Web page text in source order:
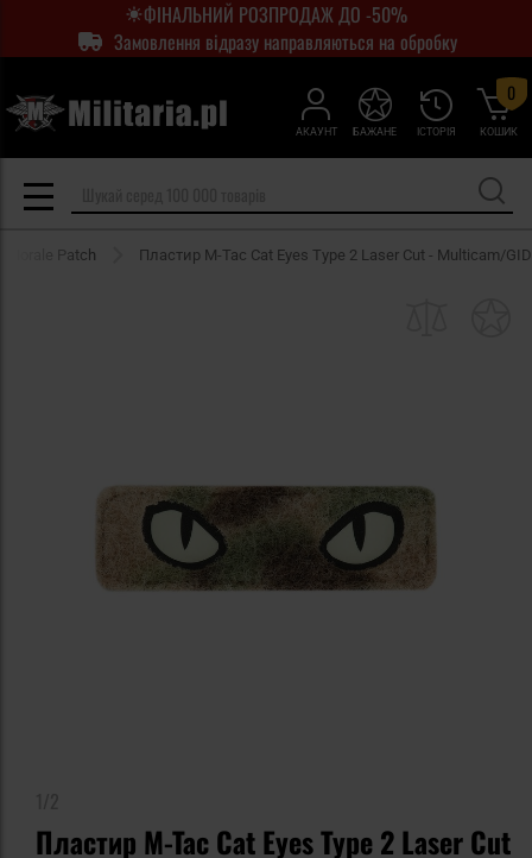
ФІНАЛЬНИЙ РОЗПРОДАЖ ДО -50%
Замовлення відразу направляються на обробку
АКАУНТ ІСТОРІЯ
БАЖАНЕ КОШИК
0
Patch Пластир M-Tac Cat Eyes Type 2 Laser Cut - Multicam/GID
Пластир M-Tac Cat Eyes Type 2 Laser Cut